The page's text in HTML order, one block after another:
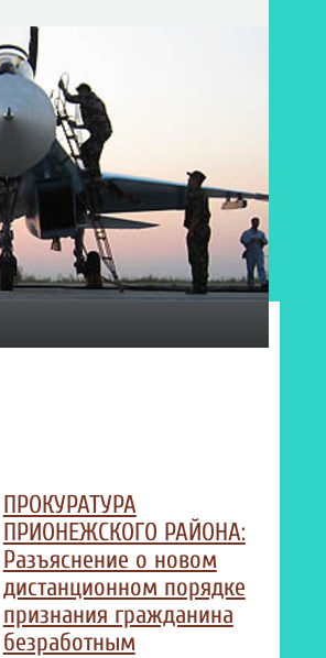
ПРОКУРАТУРА
ПРИОНЕЖСКОГО РАЙОНА:
Разъяснение о новом
дистанционном порядке
признания гражданина
безработным